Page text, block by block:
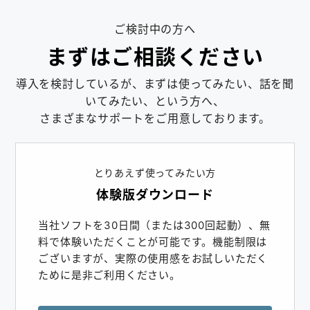
ご検討中の方へ
まずはご相談ください
導入を検討しているが、まずは使ってみたい、話を聞
いてみたい、という方へ、
さまざまなサポートをご用意しております。
とりあえず使ってみたい方
体験版ダウンロード
当社ソフトを30日間（または300回起動）、無
料で体験いただくことが可能です。機能制限は
ございますが、実際の使用感をお試しいただく
ために是非ご利用ください。